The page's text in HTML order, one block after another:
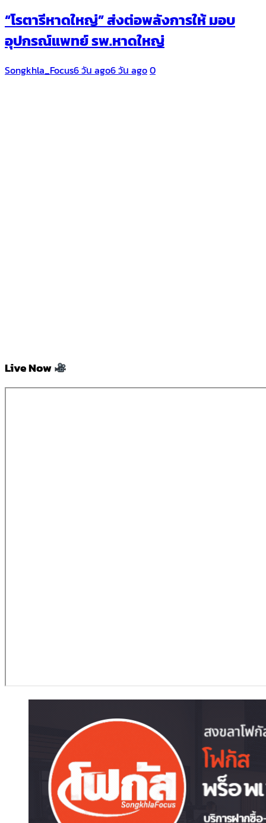
“โรตารีหาดใหญ่” ส่งต่อพลังการให้ มอบ
อุปกรณ์แพทย์ รพ.หาดใหญ่
Songkhla_Focus6 วัน ago6 วัน ago0
Live Now